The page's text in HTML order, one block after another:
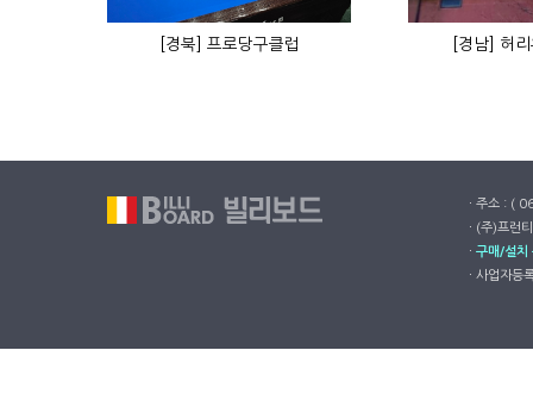
[경북] 프로당구클럽 [경남] 허
ㆍ주소 : (
ㆍ(주)프런
ㆍ 구매/설치
ㆍ사업자